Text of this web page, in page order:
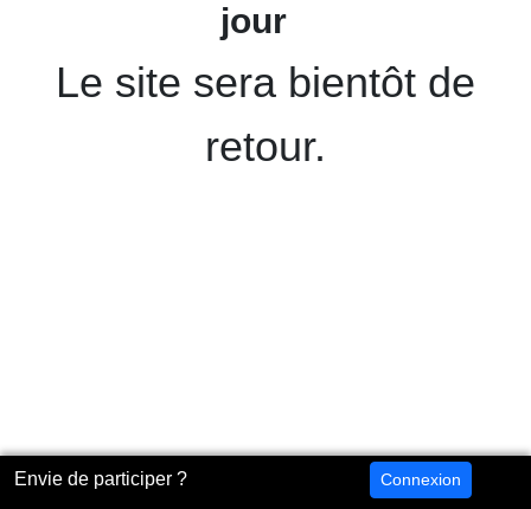
Envie de participer ? Connexion
jour
Le site sera bientôt de
retour.